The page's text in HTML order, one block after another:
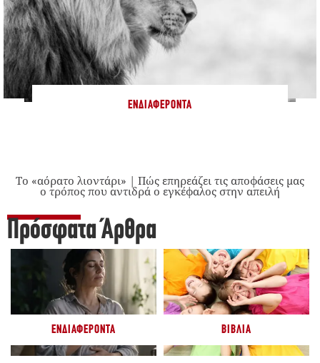
ΕΝΔΙΑΦΈΡΟΝΤΑ
Το «αόρατο λιοντάρι» | Πώς επηρεάζει τις αποφάσεις μας
ο τρόπος που αντιδρά ο εγκέφαλος στην απειλή
Πρόσφατα Άρθρα
ΕΝΔΙΑΦΈΡΟΝΤΑ ΒΙΒΛΊΑ